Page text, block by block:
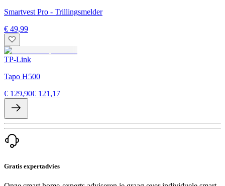
Smartvest Pro - Trillingsmelder
€ 49,99
TP-Link
Tapo H500
€ 129,90€ 121,17
Gratis expertadvies